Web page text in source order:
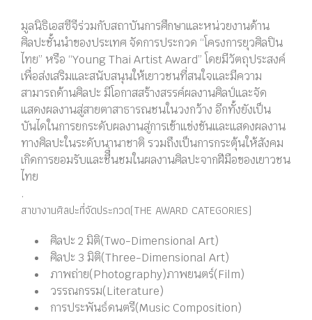
มูลนิธิเอสซีจีร่วมกับสถาบันการศึกษาและหน่วยงานด้าน
ศิลปะชั้นนำของประเทศ จัดการประกวด “โครงการยุวศิลปิน
ไทย” หรือ “Young Thai Artist Award” โดยมีวัตถุประสงค์
เพื่อส่งเสริมและสนับสนุนให้เยาวชนที่สนใจและมีความ
สามารถด้านศิลปะ มีโอกาสสร้างสรรค์ผลงานศิลป์และจัด
แสดงผลงานสู่สายตาสาธารณชนในวงกว้าง อีกทั้งยังเป็น
บันไดในการยกระดับผลงานสู่การเข้าแข่งขันและแสดงผลงาน
ทางศิลปะในระดับนานาชาติ รวมถึงเป็นการกระตุ้นให้สังคม
เกิดการยอมรับและชืื่นชมในผลงานศิลปะจากฝีมือของเยาวชน
ไทย
.
สาขางานศิลปะที่จัดประกวด(THE AWARD CATEGORIES)
ศิลปะ 2 มิติ(Two-Dimensional Art)
ศิลปะ 3 มิติ(Three-Dimensional Art)
ภาพถ่าย(Photography)ภาพยนตร์(Film)
วรรณกรรม(Literature)
การประพันธ์ดนตรี(Music Composition)